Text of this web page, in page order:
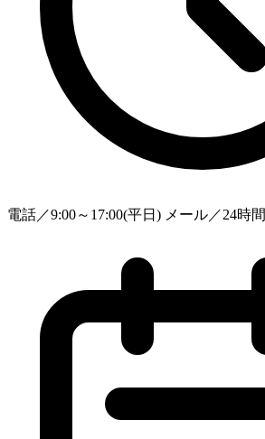
電話／9:00～17:00(平日) メール／24時間